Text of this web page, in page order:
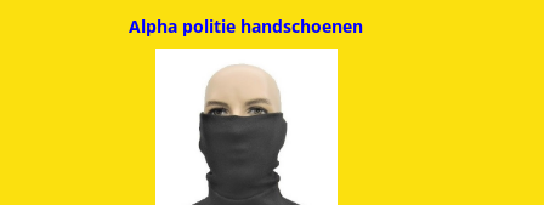
Alpha politie handschoenen